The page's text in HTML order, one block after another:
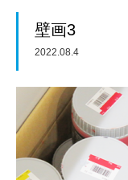
壁画3
2022.08.4